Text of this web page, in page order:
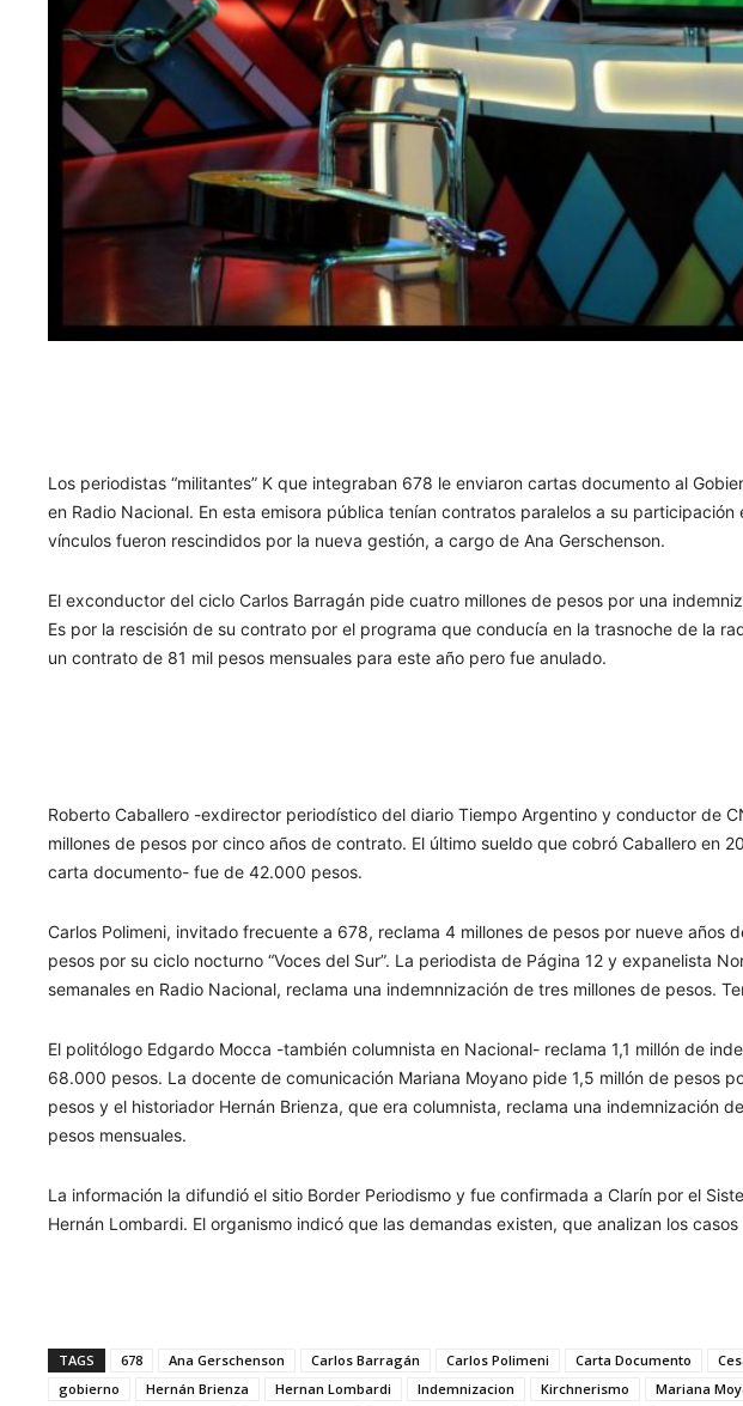
Los periodistas “militantes” K que integraban 678 le enviaron cartas documento al
en Radio Nacional. En esta emisora pública tenían contratos paralelos a su
vínculos fueron rescindidos por la nueva gestión, a cargo de Ana Gerschenson.
El exconductor del ciclo Carlos Barragán pide cuatro millones de pesos por una
Es por la rescisión de su contrato por el programa que conducía en la trasnoche de la
un contrato de 81 mil pesos mensuales para este año pero fue anulado.
Roberto Caballero -exdirector periodístico del diario Tiempo Argentino y conductor de
millones de pesos por cinco años de contrato. El último sueldo que cobró Caballero en
carta documento- fue de 42.000 pesos.
Carlos Polimeni, invitado frecuente a 678, reclama 4 millones de pesos por nueve años
pesos por su ciclo nocturno “Voces del Sur”. La periodista de Página 12 y expanelista
semanales en Radio Nacional, reclama una indemnnización de tres millones de pesos.
El politólogo Edgardo Mocca -también columnista en Nacional- reclama 1,1 millón de
68.000 pesos. La docente de comunicación Mariana Moyano pide 1,5 millón de pesos
pesos y el historiador Hernán Brienza, que era columnista, reclama una indemnización
pesos mensuales.
La información la difundió el sitio Border Periodismo y fue confirmada a Clarín por el
Hernán Lombardi. El organismo indicó que las demandas existen, que analizan los
TAGS 678 Ana Gerschenson Carlos Barragán Carlos Polimeni Carta Documento
gobierno
Hernán Brienza Hernan Lombardi Indemnizacion Kirchnerismo Mariana